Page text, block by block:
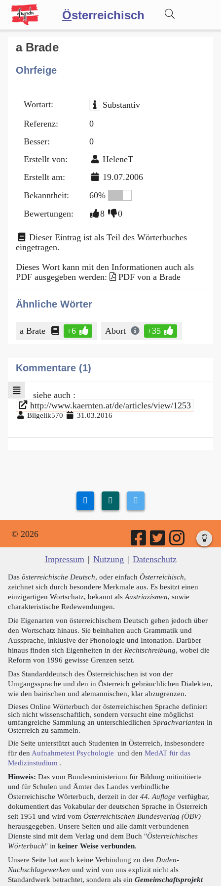
Österreichisch
Wörterbuch
Forum
Blog
a Brade
Ohrfeige
Wortart:
Substantiv
Referenz:
0
Besser:
0
Erstellt von:
HeleneT
Erstellt am:
19.07.2006
Bekanntheit:
60%
Bewertungen:
8 0
Dieser Eintrag ist als Teil des Wörterbuches
eingetragen.
Dieses Wort kann mit den Informationen auch als
PDF ausgegeben werden:
PDF von a Brade
Ähnliche Wörter
a Brate +6 Abort +35
Kommentare (1)
siehe auch :
http://www.kaernten.at/de/articles/view/1253
Bilgelik570 31.03.2016
© 2026
Impressum | Nutzung | Datenschutz
Das österreichische Deutsch, oder einfach Österreichisch,
zeichnet sich durch besondere Merkmale aus. Es besitzt einen
einzigartigen Wortschatz, bekannt als Austriazismen, sowie
charakteristische Redewendungen.
Die Eigenarten von österreichischem Deutsch gehen jedoch über
den Wortschatz hinaus. Sie beinhalten auch Grammatik und
Aussprache, inklusive der Phonologie und Intonation. Darüber
hinaus finden sich Eigenheiten in der Rechtschreibung, wobei die
Reform von 1996 gewisse Grenzen setzt.
Das Standarddeutsch des Österreichischen ist von der
Umgangssprache und den in Österreich gebräuchlichen Dialekten,
wie den bairischen und alemannischen, klar abzugrenzen.
Dieses Online Wörterbuch der österreichischen Sprache definiert
sich nicht wissenschaftlich, sondern versucht eine möglichst
umfangreiche Sammlung an unterschiedlichen Sprachvarianten in
Österreich zu sammeln.
Die Seite unterstützt auch Studenten in Österreich, insbesondere
für den Aufnahmetest Psychologie und den MedAT für das
Medizinstudium .
Hinweis: Das vom Bundesministerium für Bildung mitinitiierte
und für Schulen und Ämter des Landes verbindliche
Österreichische Wörterbuch, derzeit in der 44. Auflage verfügbar,
dokumentiert das Vokabular der deutschen Sprache in Österreich
seit 1951 und wird vom Österreichischen Bundesverlag (ÖBV)
herausgegeben. Unsere Seiten und alle damit verbundenen
Dienste sind mit dem Verlag und dem Buch "Österreichisches
Wörterbuch" in keiner Weise verbunden.
Unsere Seite hat auch keine Verbindung zu den Duden-
Nachschlagewerken und wird von uns explizit nicht als
Standardwerk betrachtet, sondern als ein Gemeinschaftsprojekt